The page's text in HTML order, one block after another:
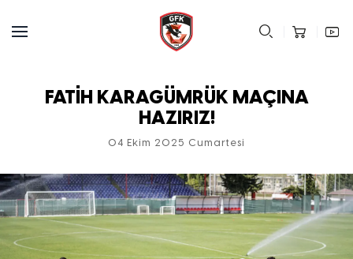
FATİH KARAGÜMRÜK MAÇINA
HAZIRIZ!
04 Ekim 2025 Cumartesi